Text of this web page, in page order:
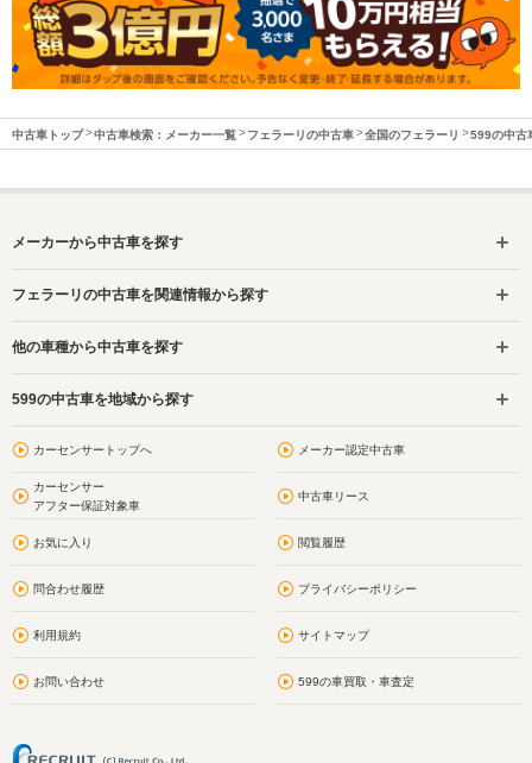
中古車トップ 中古車検索：メーカー一覧 フェラーリの中古車 全国のフェラーリ 599の中古
メーカーから中古車を探す
フェラーリの中古車を関連情報から探す
他の車種から中古車を探す
599の中古車を地域から探す
カーセンサートップへ メーカー認定中古車
カーセンサー
アフター保証対象車
中古車リース
お気に入り 閲覧履歴
問合わせ履歴 プライバシーポリシー
利用規約 サイトマップ
お問い合わせ 599の車買取・車査定